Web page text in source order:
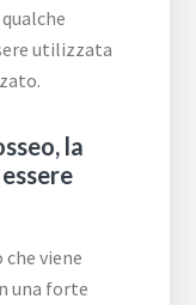
utilizzata
la
viene
una forte